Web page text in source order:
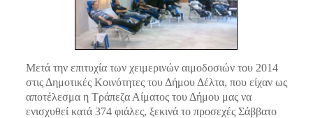
Μετά την επιτυχία των χειμερινών αιμοδοσιών του 2014
στις Δημοτικές Κοινότητες του Δήμου Δέλτα, που είχαν ως
αποτέλεσμα η Τράπεζα Αίματος του Δήμου μας να
ενισχυθεί κατά 374 φιάλες, ξεκινά το προσεχές Σάββατο